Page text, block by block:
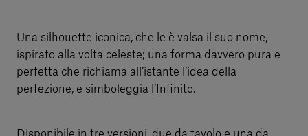
Una silhouette iconica, che le è valsa il suo nome,
ispirato alla volta celeste; una forma davvero pura e
perfetta che richiama all’istante l’idea della
perfezione, e simboleggia l’Infinito.